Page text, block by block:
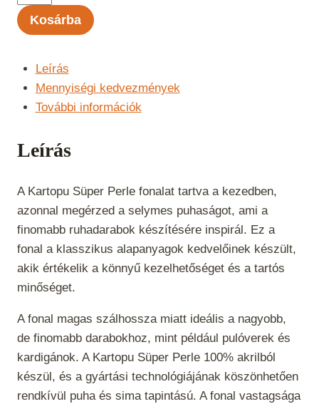
Süper
Perle
Rózsaszín
737
Kosárba
Leírás
Mennyiségi kedvezmények
További információk
Leírás
A Kartopu Süper Perle fonalat tartva a kezedben,
azonnal megérzed a selymes puhaságot, ami a
finomabb ruhadarabok készítésére inspirál. Ez a
fonal a klasszikus alapanyagok kedvelőinek készült,
akik értékelik a könnyű kezelhetőséget és a tartós
minőséget.
A fonal magas szálhossza miatt ideális a nagyobb,
de finomabb darabokhoz, mint például pulóverek és
kardigánok. A Kartopu Süper Perle 100% akrilból
készül, és a gyártási technológiájának köszönhetően
rendkívül puha és sima tapintású. A fonal vastagsága